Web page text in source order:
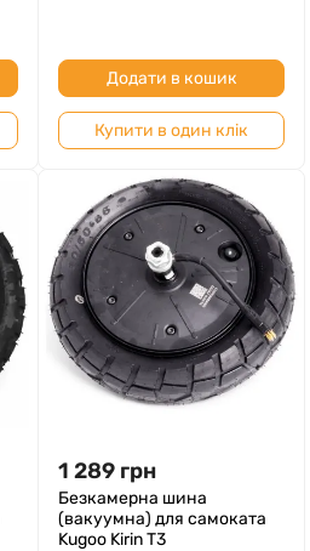
Додати в кошик
Купити в один клік
1 289 грн
Безкамерна шина
(вакуумна) для самоката
Kugoo Kirin T3